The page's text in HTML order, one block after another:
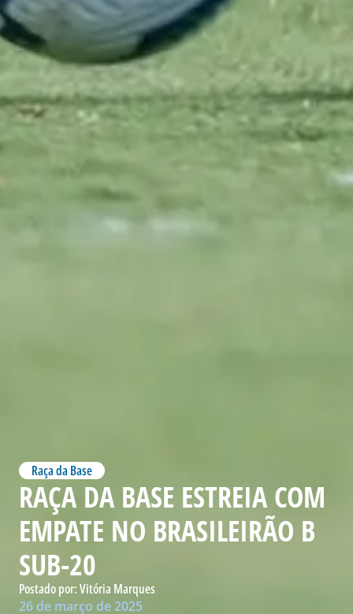
Raça da Base
RAÇA DA BASE ESTREIA COM
EMPATE NO BRASILEIRÃO B
SUB-20
Postado por:Vitória Marques
26 de março de 2025